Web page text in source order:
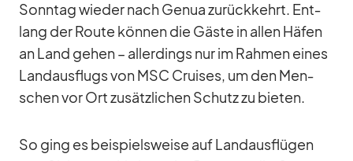
Sonn­tag wie­der nach Ge­nua zu­rück­kehrt. Ent­
lang der Route kön­nen die Gäste in al­len Hä­fen
an Land ge­hen – al­ler­dings nur im Rah­men ei­nes
Land­aus­flugs von MSC Crui­ses, um den Men­
schen vor Ort zu­sätz­li­chen Schutz zu bie­ten.
So ging es bei­spiels­weise auf Land­aus­flü­gen